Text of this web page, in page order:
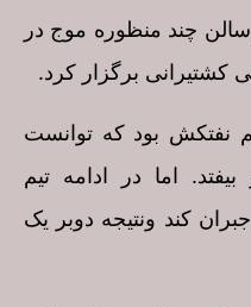
چند منظوره موج در
برگزار کرد.
نفتکش بود که توانست
اما‌ در ادامه تیم
کند و‌نتیجه دو‌بر‌ یک‌